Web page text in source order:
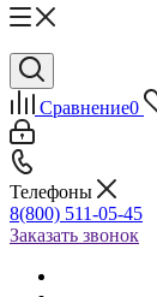
Сравнение0
Телефоны
8(800) 511-05-45
Заказать звонок